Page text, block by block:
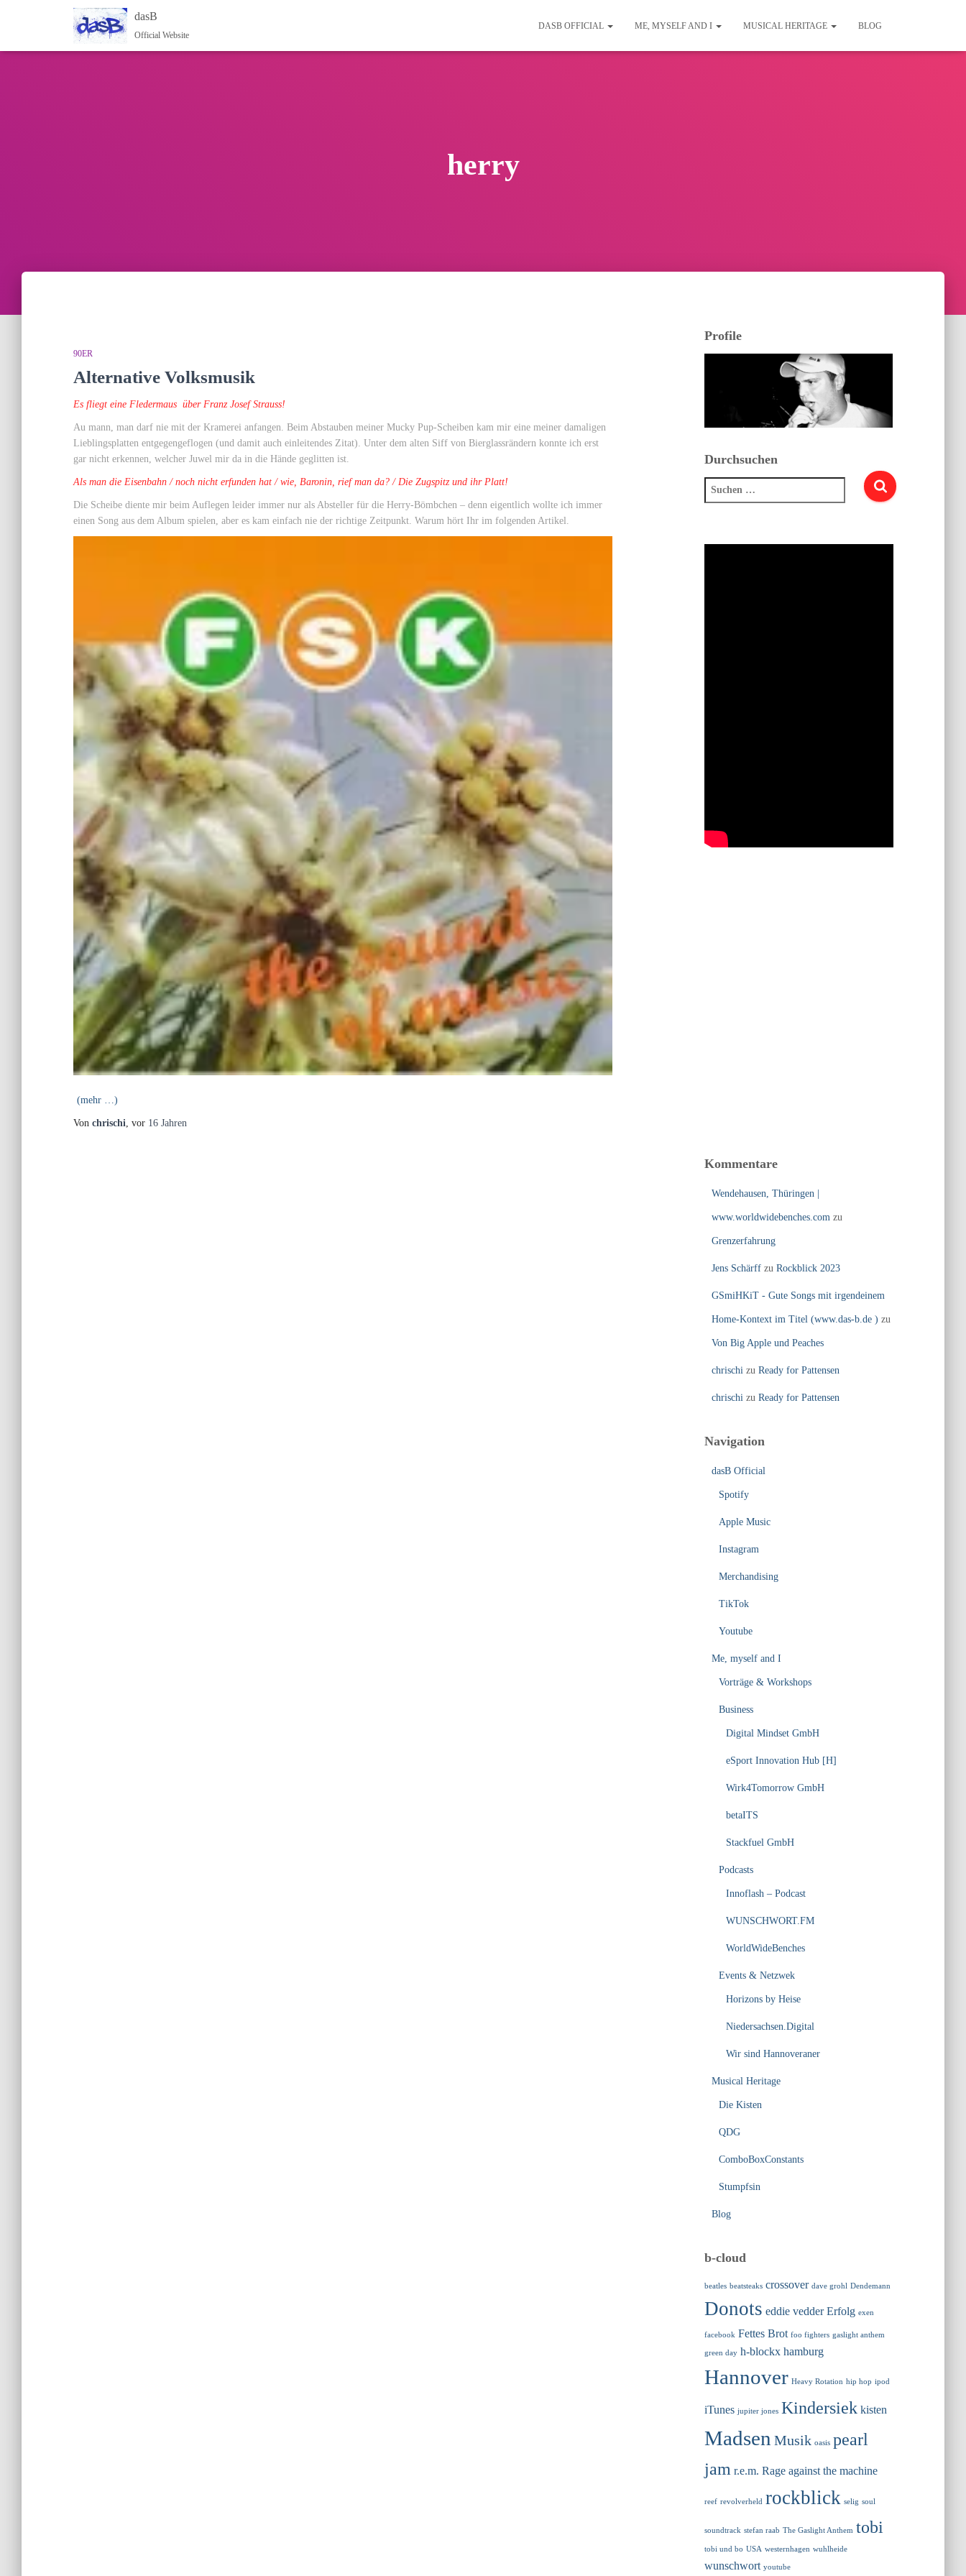
dasB
Official Website
DASB OFFICIAL ME, MYSELF AND I MUSICAL HERITAGE BLOG
herry
90ER
Alternative Volksmusik
Es fliegt eine Fledermaus über Franz Josef Strauss!
Au mann, man darf nie mit der Kramerei anfangen. Beim Abstauben meiner Mucky Pup-Scheiben kam mir eine meiner damaligen
Lieblingsplatten entgegengeflogen (und damit auch einleitendes Zitat). Unter dem alten Siff von Bierglassrändern konnte ich erst
gar nicht erkennen, welcher Juwel mir da in die Hände geglitten ist.
Als man die Eisenbahn / noch nicht erfunden hat / wie, Baronin, rief man da? / Die Zugspitz und ihr Platt!
Die Scheibe diente mir beim Auflegen leider immer nur als Absteller für die Herry-Bömbchen – denn eigentlich wollte ich immer
einen Song aus dem Album spielen, aber es kam einfach nie der richtige Zeitpunkt. Warum hört Ihr im folgenden Artikel.
(mehr …)
Von chrischi, vor 16 Jahren
Profile
Durchsuchen
Suchen
nach:
Kommentare
Wendehausen, Thüringen |
www.worldwidebenches.com zu
Grenzerfahrung
Jens Schärffzu Rockblick 2023
GSmiHKiT - Gute Songs mit irgendeinem
Home-Kontext im Titel (www.das-b.de ) zu
Von Big Apple und Peaches
chrischi zu Ready for Pattensen
chrischi zu Ready for Pattensen
Navigation
dasB Official
Spotify
Apple Music
Instagram
Merchandising
TikTok
Youtube
Me, myself and I
Vorträge & Workshops
Business
Digital Mindset GmbH
eSport Innovation Hub [H]
Wirk4Tomorrow GmbH
betaITS
Stackfuel GmbH
Podcasts
Innoflash – Podcast
WUNSCHWORT.FM
WorldWideBenches
Events & Netzwek
Horizons by Heise
Niedersachsen.Digital
Wir sind Hannoveraner
Musical Heritage
Die Kisten
QDG
ComboBoxConstants
Stumpfsin
Blog
b-cloud
beatles beatsteaks crossover dave grohl Dendemann
Donots eddie vedder Erfolg exen
facebook Fettes Brot foo fighters gaslight anthem
green day h-blockx hamburg
Hannover Heavy Rotation hip hop ipod
iTunes jupiter jones Kindersiek kisten
Madsen Musik oasis pearl
jam r.e.m. Rage against the machine
reef revolverheld rockblick selig soul
soundtrack stefan raab The Gaslight Anthem tobi
tobi und bo USA westernhagen wuhlheide
wunschwort youtube